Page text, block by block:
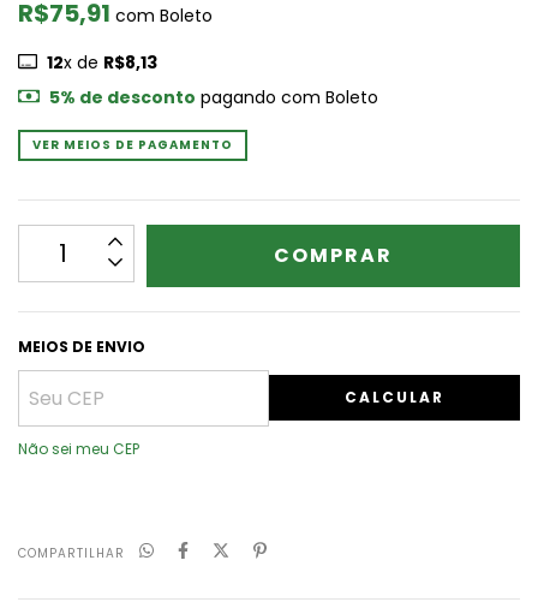
R$75,91 com Boleto
12x de R$8,13
5% de desconto pagando com Boleto
VER MEIOS DE PAGAMENTO
MEIOS DE ENVIO
CALCULAR
Não sei meu CEP
COMPARTILHAR